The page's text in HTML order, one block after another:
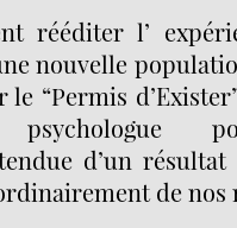
rééditer l’
nouvelle
“Permis
d’un
de nos